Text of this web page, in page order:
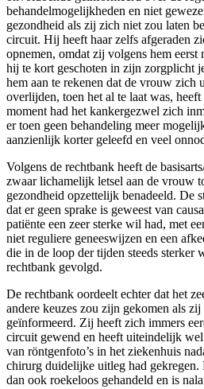
behandelmogelijkheden en niet
gezondheid als zij zich niet zou laten
circuit. Hij heeft haar zelfs afgeraden
opnemen, omdat zij volgens hem eerst
hij te kort geschoten in zijn zorgplicht
hem aan te rekenen dat de vrouw zich
overlijden, toen het al te laat was,
moment had het kankergezwel zich
er toen geen behandeling meer
aanzienlijk korter geleefd en veel
Volgens de rechtbank heeft de
zwaar lichamelijk letsel aan de vrouw
gezondheid opzettelijk benadeeld. De
dat er geen sprake is geweest van
patiënte een zeer sterke wil had, met
niet reguliere geneeswijzen en een
die in de loop der tijden steeds sterker
rechtbank gevolgd.
De rechtbank oordeelt echter dat het
andere keuzes zou zijn gekomen als
geïnformeerd. Zij heeft zich immers
circuit gewend en heeft uiteindelijk
van röntgenfoto’s in het ziekenhuis
chirurg duidelijke uitleg had gekregen.
dan ook roekeloos gehandeld en is